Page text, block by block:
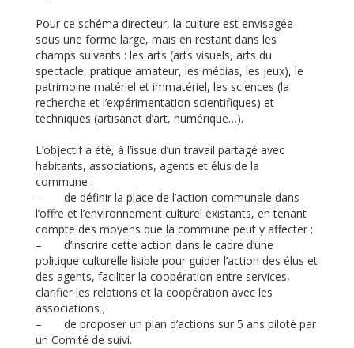
Pour ce schéma directeur, la culture est envisagée
sous une forme large, mais en restant dans les
champs suivants : les arts (arts visuels, arts du
spectacle, pratique amateur, les médias, les jeux), le
patrimoine matériel et immatériel, les sciences (la
recherche et l’expérimentation scientifiques) et
techniques (artisanat d’art, numérique…).
L’objectif a été, à l’issue d’un travail partagé avec
habitants, associations, agents et élus de la
commune :
– de définir la place de l’action communale dans
l’offre et l’environnement culturel existants, en tenant
compte des moyens que la commune peut y affecter ;
– d’inscrire cette action dans le cadre d’une
politique culturelle lisible pour guider l’action des élus et
des agents, faciliter la coopération entre services,
clarifier les relations et la coopération avec les
associations ;
– de proposer un plan d’actions sur 5 ans piloté par
un Comité de suivi.